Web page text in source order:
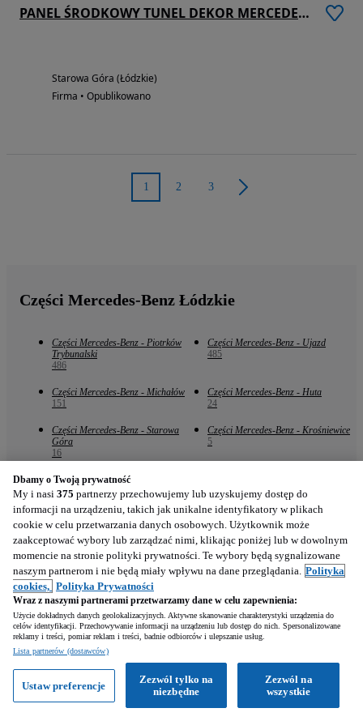
PANEL ŚRODKOWY TUNEL DEKOR MERCEDES W213 E KLASA
Starowa Góra (Łódzkie)
Firma • Opublikowano
1 2 3
Części Mercedes-Benz Łódzkie
Części Mercedes-Benz - Piotrków
Trybunalski
486
Części Mercedes-Benz - Ujazd
485
Części Mercedes-Benz - Michałów
151
Części Mercedes-Benz - Huta
24
Części Mercedes-Benz - Starowa
Góra
16
Części Mercedes-Benz - Krośniewice
5
Części Mercedes-Benz - Zduńska
Wola
3
Części Mercedes-Benz - Aleksandrów
Łódzki
2
Części Mercedes-Benz - Złoczew
1
Części Mercedes-Benz - Dmenin
1
Części Mercedes-Benz - Grabica
Znajdź nas
Dbamy o Twoją prywatność
My i nasi 375 partnerzy przechowujemy lub uzyskujemy dostęp do
informacji na urządzeniu, takich jak unikalne identyfikatory w plikach
cookie w celu przetwarzania danych osobowych. Użytkownik może
zaakceptować wybory lub zarządzać nimi, klikając poniżej lub w dowolnym
momencie na stronie polityki prywatności. Te wybory będą sygnalizowane
naszym partnerom i nie będą miały wpływu na dane przeglądania. Polityka
cookies, Polityka Prywatności
Wraz z naszymi partnerami przetwarzamy dane w celu zapewnienia:
Użycie dokładnych danych geolokalizacyjnych. Aktywne skanowanie charakterystyki urządzenia do
celów identyfikacji. Przechowywanie informacji na urządzeniu lub dostęp do nich. Spersonalizowane
reklamy i treści, pomiar reklam i treści, badnie odbiorców i ulepszanie usług.
Lista partnerów (dostawców)
Zezwól na
wszystkie
Zezwól tylko na
niezbędne
Ustaw preferencje